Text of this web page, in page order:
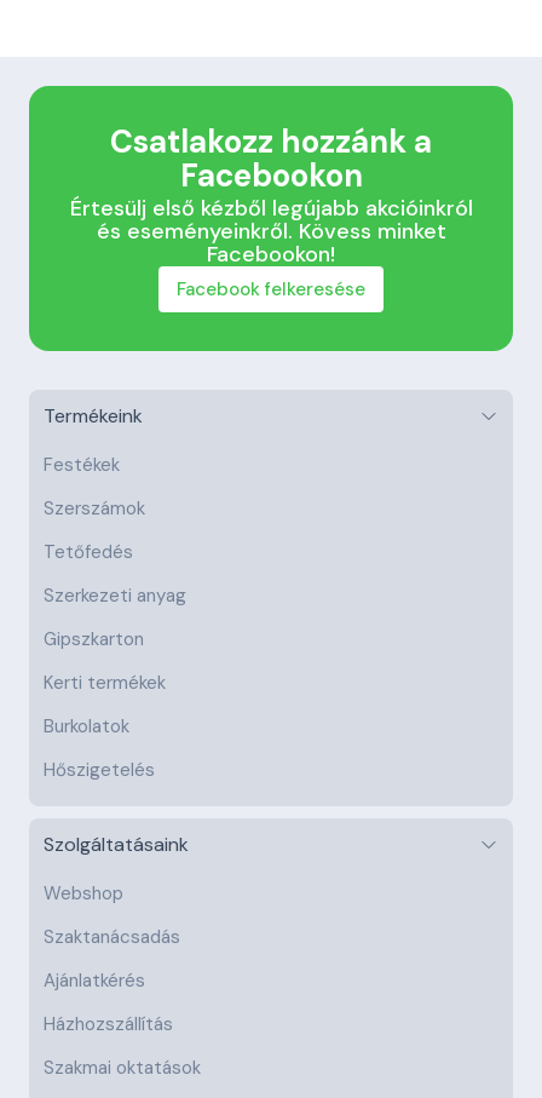
Csatlakozz hozzánk a
Facebookon
Értesülj első kézből legújabb akcióinkról
és eseményeinkről. Kövess minket
Facebookon!
Facebook felkeresése
Termékeink
Festékek
Szerszámok
Tetőfedés
Szerkezeti anyag
Gipszkarton
Kerti termékek
Burkolatok
Hőszigetelés
Szolgáltatásaink
Webshop
Szaktanácsadás
Ajánlatkérés
Házhozszállítás
Szakmai oktatások